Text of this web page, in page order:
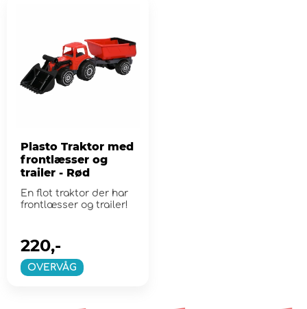
Plasto Traktor med
frontlæsser og
trailer - Rød
En flot traktor der har
frontlæsser og trailer!
OVERVÅG
220,-